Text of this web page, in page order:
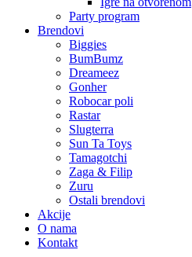
Party program
Brendovi
Biggies
BumBumz
Dreameez
Gonher
Robocar poli
Rastar
Slugterra
Sun Ta Toys
Tamagotchi
Zaga & Filip
Zuru
Ostali brendovi
Akcije
O nama
Kontakt